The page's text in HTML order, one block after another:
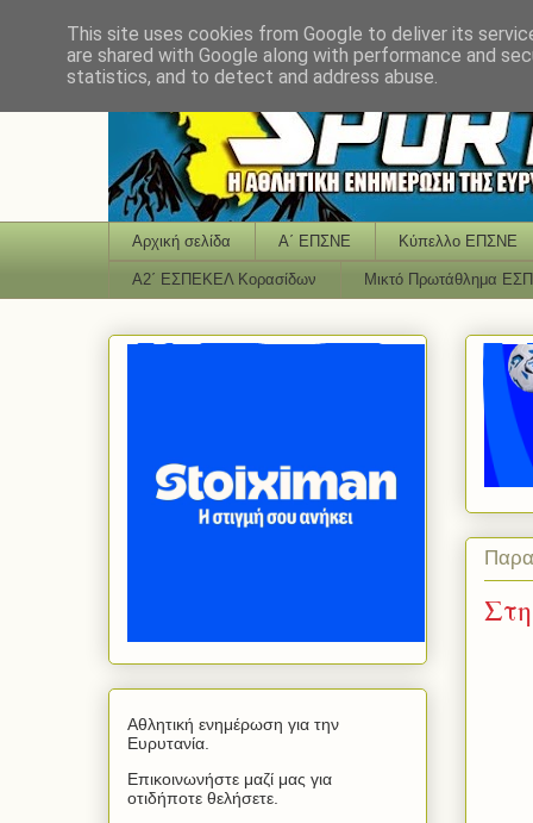
Αρχική σελίδα Α΄ ΕΠΣΝΕ Κύπελλο ΕΠΣΝΕ
Α2΄ ΕΣΠΕΚΕΛ Κορασίδων Μικτό Πρωτάθλημα
Αθλητική ενημέρωση για την
Ευρυτανία.
Επικοινωνήστε μαζί μας για
οτιδήποτε θελήσετε.
This site uses cookies from Google to deliver its
are shared with Google along with performance and
statistics, and to detect and address abuse.